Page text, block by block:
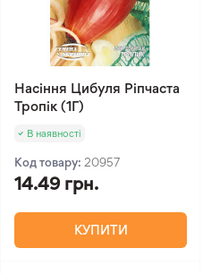
Насіння Цибуля Ріпчаста
Тропік (1Г)
В наявності
Код товару: 20957
14.49 грн.
КУПИТИ